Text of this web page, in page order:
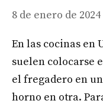
8 de enero de 2024
En las cocinas en
suelen colocarse
el fregadero en
horno en otra.